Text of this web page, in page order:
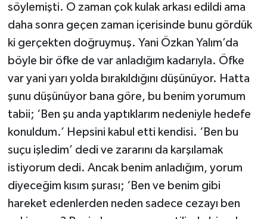
söylemişti. O zaman çok kulak arkası edildi ama
daha sonra geçen zaman içerisinde bunu gördük
ki gerçekten doğruymuş. Yani Özkan Yalım’da
böyle bir öfke de var anladığım kadarıyla. Öfke
var yani yarı yolda bırakıldığını düşünüyor. Hatta
şunu düşünüyor bana göre, bu benim yorumum
tabii; ‘Ben şu anda yaptıklarım nedeniyle hedefe
konuldum.’ Hepsini kabul etti kendisi. ‘Ben bu
suçu işledim’ dedi ve zararını da karşılamak
istiyorum dedi. Ancak benim anladığım, yorum
diyeceğim kısım şurası; ‘Ben ve benim gibi
hareket edenlerden neden sadece cezayı ben